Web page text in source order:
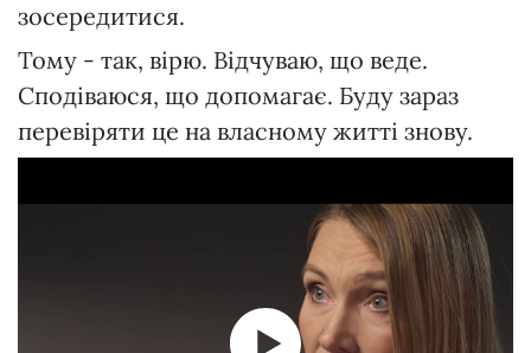
зосередитися.
Тому - так, вірю. Відчуваю, що веде.
Сподіваюся, що допомагає. Буду зараз
перевіряти це на власному житті знову.